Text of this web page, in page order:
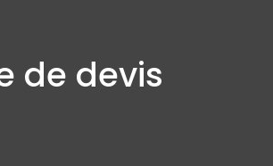
de devis